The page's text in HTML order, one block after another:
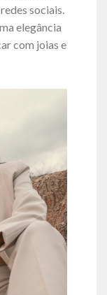
sociais.
elegância
com joias e